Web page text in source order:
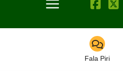
Toggle navigation
Fala Piri